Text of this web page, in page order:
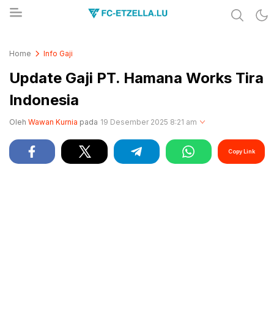
Home Info Gaji
Update Gaji PT. Hamana Works Tira
Indonesia
Oleh Wawan Kurnia pada 19 Desember 2025 8:21 am
Copy Link